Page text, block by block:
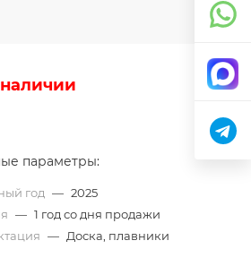
параметры:
год — 2025
— 1 год со дня продажи
— Доска, плавники